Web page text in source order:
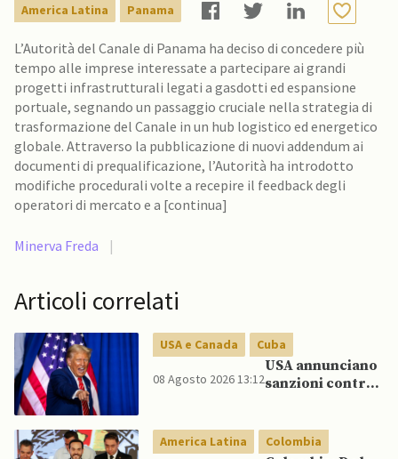
America Latina Panama
L’Autorità del Canale di Panama ha deciso di concedere più
tempo alle imprese interessate a partecipare ai grandi
progetti infrastrutturali legati a gasdotti ed espansione
portuale, segnando un passaggio cruciale nella strategia di
trasformazione del Canale in un hub logistico ed energetico
globale. Attraverso la pubblicazione di nuovi addendum ai
documenti di prequalificazione, l’Autorità ha introdotto
modifiche procedurali volte a recepire il feedback degli
operatori di mercato e a [continua]
Minerva Freda |
Articoli correlati
USA e Canada Cuba
08 Agosto 2026 13:12
USA annunciano
sanzioni contro
America Latina Colombia